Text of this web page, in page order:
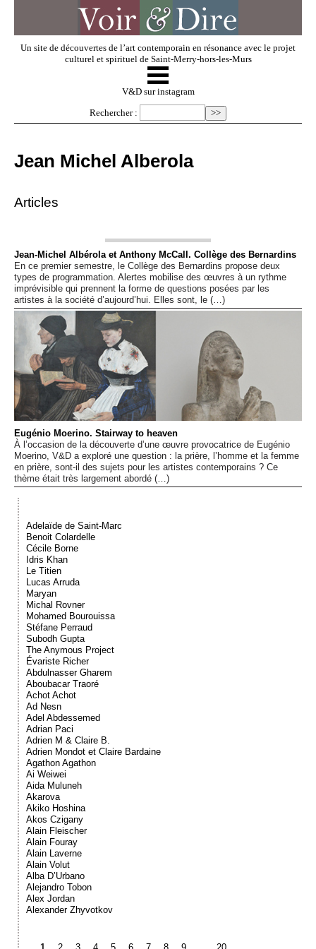
Un site de découvertes de l’art contemporain en résonance avec le projet
culturel et spirituel de Saint-Merry-hors-les-Murs
V & D
Dossiers
Événements
Sacré
Cousinages
☰
V&D sur instagram
Rechercher :
Jean Michel Alberola
Articles
Jean-Michel Albérola et Anthony McCall. Collège des Bernardins
En ce premier semestre, le Collège des Bernardins propose deux
types de programmation. Alertes mobilise des œuvres à un rythme
imprévisible qui prennent la forme de questions posées par les
artistes à la société d’aujourd’hui. Elles sont, le (…)
Eugénio Moerino. Stairway to heaven
À l’occasion de la découverte d’une œuvre provocatrice de Eugénio
Moerino, V&D a exploré une question : la prière, l’homme et la femme
en prière, sont-il des sujets pour les artistes contemporains ? Ce
thème était très largement abordé (…)
Adelaïde de Saint-Marc
Benoit Colardelle
Cécile Borne
Idris Khan
Le Titien
Lucas Arruda
Maryan
Michal Rovner
Mohamed Bourouissa
Stéfane Perraud
Subodh Gupta
The Anymous Project
Évariste Richer
Abdulnasser Gharem
Aboubacar Traoré
Achot Achot
Ad Nesn
Adel Abdessemed
Adrian Paci
Adrien M & Claire B.
Adrien Mondot et Claire Bardaine
Agathon Agathon
Ai Weiwei
Aida Muluneh
Akarova
Akiko Hoshina
Akos Czigany
Alain Fleischer
Alain Fouray
Alain Laverne
Alain Volut
Alba D’Urbano
Alejandro Tobon
Alex Jordan
Alexander Zhyvotkov